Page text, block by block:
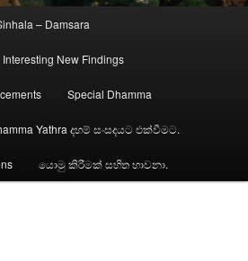
– Damsara
Interesting New Findings
Special Dhamma
Yathra දහම් සංසදයට එක්වීමට.
යොමු කිරීමක් සහිත භාවනා.